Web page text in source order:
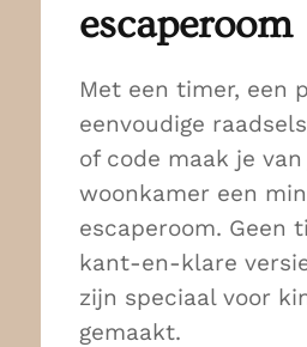
escaperoom
Met een timer, een
eenvoudige
of code maak je van
woonkamer een
escaperoom. Geen
kant-en-klare
zijn speciaal voor
gemaakt.